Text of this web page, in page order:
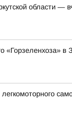
области —